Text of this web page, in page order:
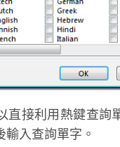
直接利用熱鍵查詢
入查詢單字。